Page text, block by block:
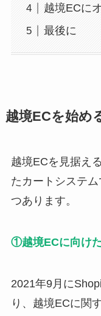
越境ECに
最後に
越境ECを始め
越境ECを見据え
たカートシステ
つあります。
①越境ECに向け
2021年9月に
り、越境ECに関